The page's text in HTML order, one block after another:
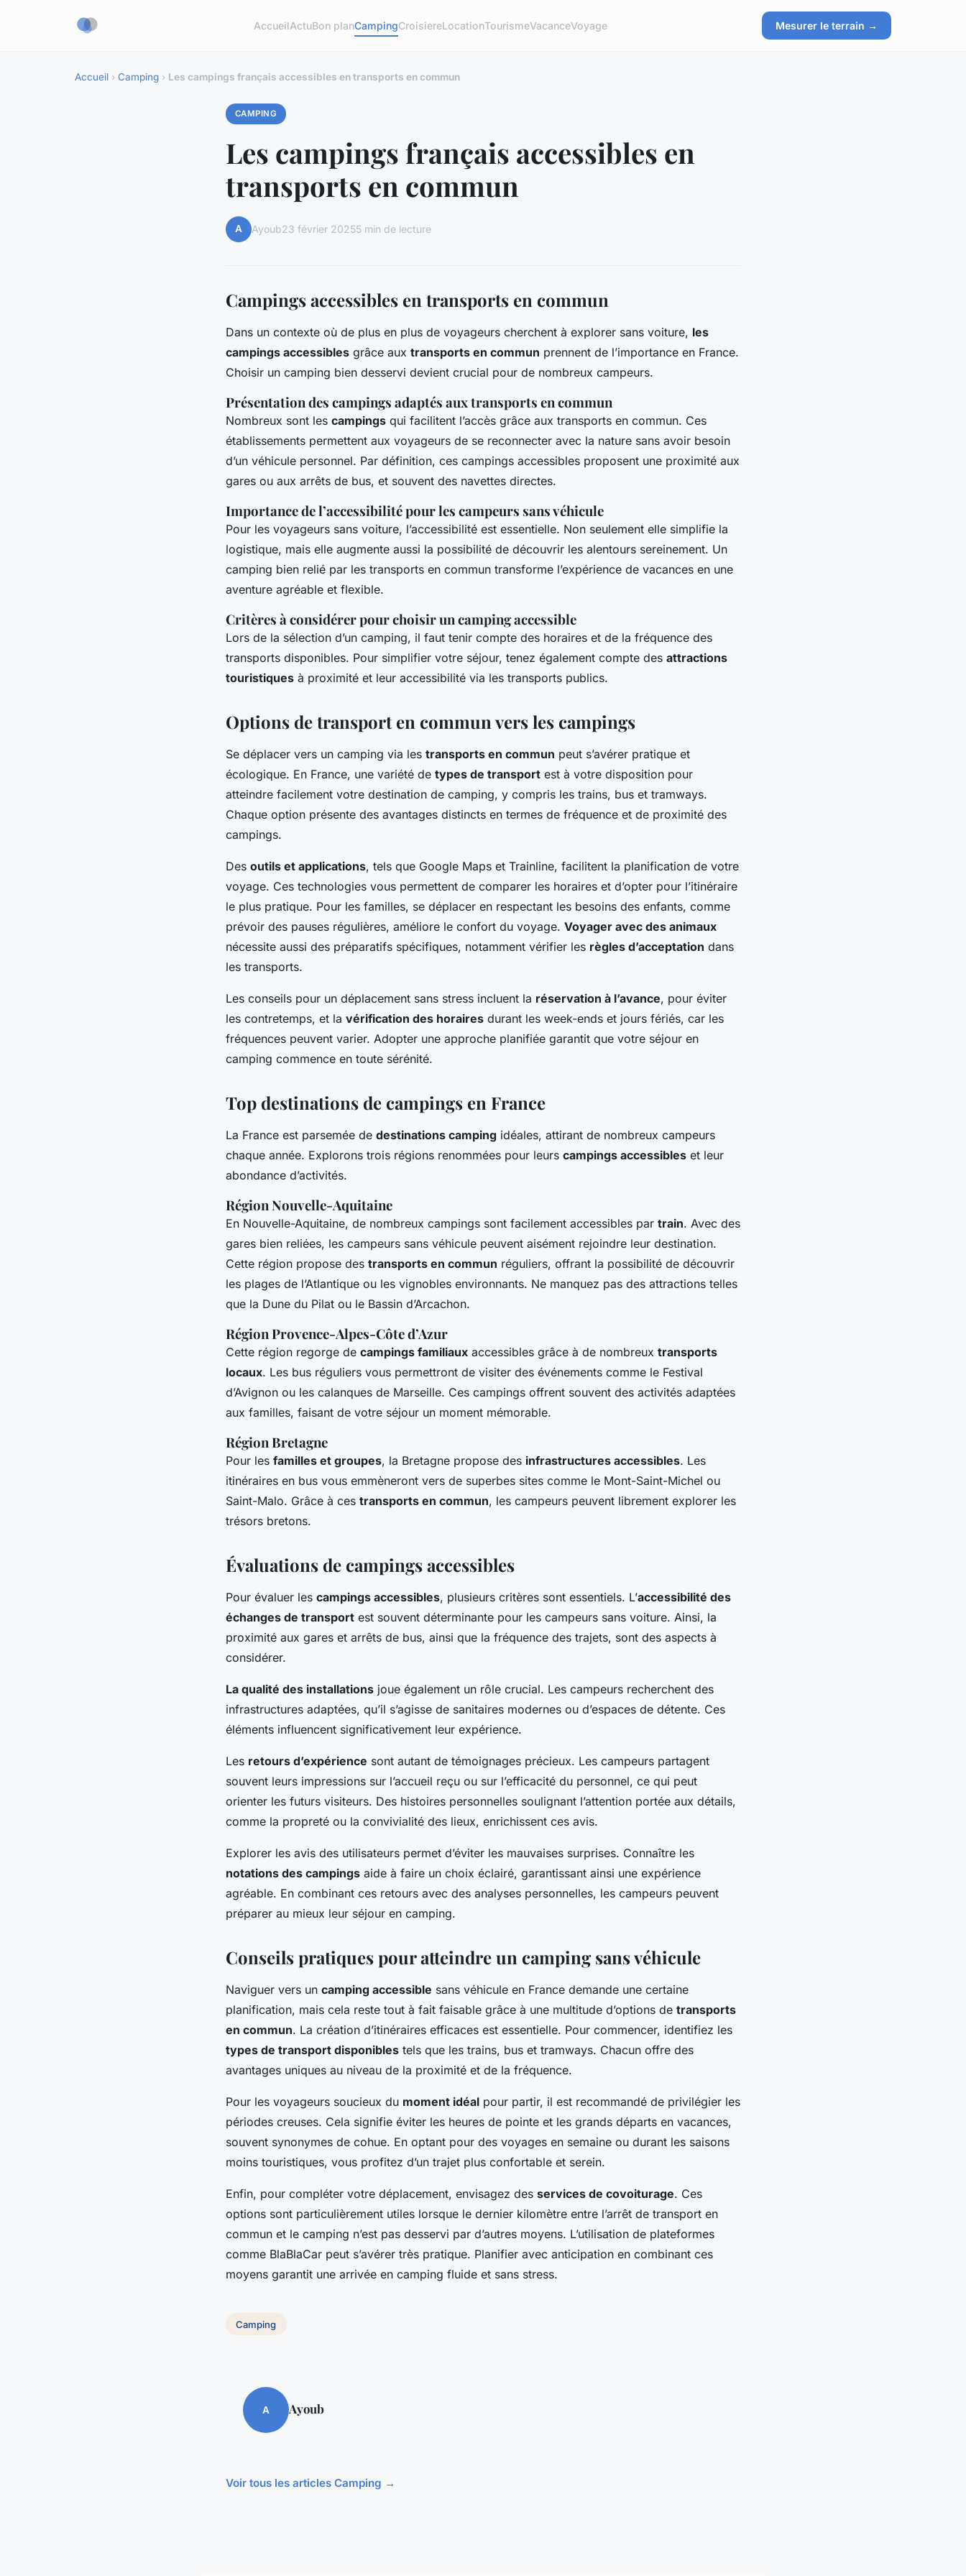
AccueilActuBon planCampingCroisiereLocationTourismeVacanceVoyage Mesurer le terrain →
Accueil › Camping › Les campings français accessibles en transports en commun
CAMPING
Les campings français accessibles en
transports en commun
A Ayoub23 février 20255 min de lecture
Campings accessibles en transports en commun
Dans un contexte où de plus en plus de voyageurs cherchent à explorer sans voiture, les
campings accessibles grâce aux transports en commun prennent de l’importance en France.
Choisir un camping bien desservi devient crucial pour de nombreux campeurs.
Présentation des campings adaptés aux transports en commun
Nombreux sont les campings qui facilitent l’accès grâce aux transports en commun. Ces
établissements permettent aux voyageurs de se reconnecter avec la nature sans avoir besoin
d’un véhicule personnel. Par définition, ces campings accessibles proposent une proximité aux
gares ou aux arrêts de bus, et souvent des navettes directes.
Importance de l’accessibilité pour les campeurs sans véhicule
Pour les voyageurs sans voiture, l’accessibilité est essentielle. Non seulement elle simplifie la
logistique, mais elle augmente aussi la possibilité de découvrir les alentours sereinement. Un
camping bien relié par les transports en commun transforme l’expérience de vacances en une
aventure agréable et flexible.
Critères à considérer pour choisir un camping accessible
Lors de la sélection d’un camping, il faut tenir compte des horaires et de la fréquence des
transports disponibles. Pour simplifier votre séjour, tenez également compte des attractions
touristiques à proximité et leur accessibilité via les transports publics.
Options de transport en commun vers les campings
Se déplacer vers un camping via les transports en commun peut s’avérer pratique et
écologique. En France, une variété de types de transport est à votre disposition pour
atteindre facilement votre destination de camping, y compris les trains, bus et tramways.
Chaque option présente des avantages distincts en termes de fréquence et de proximité des
campings.
Des outils et applications, tels que Google Maps et Trainline, facilitent la planification de votre
voyage. Ces technologies vous permettent de comparer les horaires et d’opter pour l’itinéraire
le plus pratique. Pour les familles, se déplacer en respectant les besoins des enfants, comme
prévoir des pauses régulières, améliore le confort du voyage. Voyager avec des animaux
nécessite aussi des préparatifs spécifiques, notamment vérifier les règles d’acceptation dans
les transports.
Les conseils pour un déplacement sans stress incluent la réservation à l’avance, pour éviter
les contretemps, et la vérification des horaires durant les week-ends et jours fériés, car les
fréquences peuvent varier. Adopter une approche planifiée garantit que votre séjour en
camping commence en toute sérénité.
Top destinations de campings en France
La France est parsemée de destinations camping idéales, attirant de nombreux campeurs
chaque année. Explorons trois régions renommées pour leurs campings accessibles et leur
abondance d’activités.
Région Nouvelle-Aquitaine
En Nouvelle-Aquitaine, de nombreux campings sont facilement accessibles par train. Avec des
gares bien reliées, les campeurs sans véhicule peuvent aisément rejoindre leur destination.
Cette région propose des transports en commun réguliers, offrant la possibilité de découvrir
les plages de l’Atlantique ou les vignobles environnants. Ne manquez pas des attractions telles
que la Dune du Pilat ou le Bassin d’Arcachon.
Région Provence-Alpes-Côte d’Azur
Cette région regorge de campings familiaux accessibles grâce à de nombreux transports
locaux. Les bus réguliers vous permettront de visiter des événements comme le Festival
d’Avignon ou les calanques de Marseille. Ces campings offrent souvent des activités adaptées
aux familles, faisant de votre séjour un moment mémorable.
Région Bretagne
Pour les familles et groupes, la Bretagne propose des infrastructures accessibles. Les
itinéraires en bus vous emmèneront vers de superbes sites comme le Mont-Saint-Michel ou
Saint-Malo. Grâce à ces transports en commun, les campeurs peuvent librement explorer les
trésors bretons.
Évaluations de campings accessibles
Pour évaluer les campings accessibles, plusieurs critères sont essentiels. L’accessibilité des
échanges de transport est souvent déterminante pour les campeurs sans voiture. Ainsi, la
proximité aux gares et arrêts de bus, ainsi que la fréquence des trajets, sont des aspects à
considérer.
La qualité des installations joue également un rôle crucial. Les campeurs recherchent des
infrastructures adaptées, qu’il s’agisse de sanitaires modernes ou d’espaces de détente. Ces
éléments influencent significativement leur expérience.
Les retours d’expérience sont autant de témoignages précieux. Les campeurs partagent
souvent leurs impressions sur l’accueil reçu ou sur l’efficacité du personnel, ce qui peut
orienter les futurs visiteurs. Des histoires personnelles soulignant l’attention portée aux détails,
comme la propreté ou la convivialité des lieux, enrichissent ces avis.
Explorer les avis des utilisateurs permet d’éviter les mauvaises surprises. Connaître les
notations des campings aide à faire un choix éclairé, garantissant ainsi une expérience
agréable. En combinant ces retours avec des analyses personnelles, les campeurs peuvent
préparer au mieux leur séjour en camping.
Conseils pratiques pour atteindre un camping sans véhicule
Naviguer vers un camping accessible sans véhicule en France demande une certaine
planification, mais cela reste tout à fait faisable grâce à une multitude d’options de transports
en commun. La création d’itinéraires efficaces est essentielle. Pour commencer, identifiez les
types de transport disponibles tels que les trains, bus et tramways. Chacun offre des
avantages uniques au niveau de la proximité et de la fréquence.
Pour les voyageurs soucieux du moment idéal pour partir, il est recommandé de privilégier les
périodes creuses. Cela signifie éviter les heures de pointe et les grands départs en vacances,
souvent synonymes de cohue. En optant pour des voyages en semaine ou durant les saisons
moins touristiques, vous profitez d’un trajet plus confortable et serein.
Enfin, pour compléter votre déplacement, envisagez des services de covoiturage. Ces
options sont particulièrement utiles lorsque le dernier kilomètre entre l’arrêt de transport en
commun et le camping n’est pas desservi par d’autres moyens. L’utilisation de plateformes
comme BlaBlaCar peut s’avérer très pratique. Planifier avec anticipation en combinant ces
moyens garantit une arrivée en camping fluide et sans stress.
Camping
A Ayoub
Voir tous les articles Camping →